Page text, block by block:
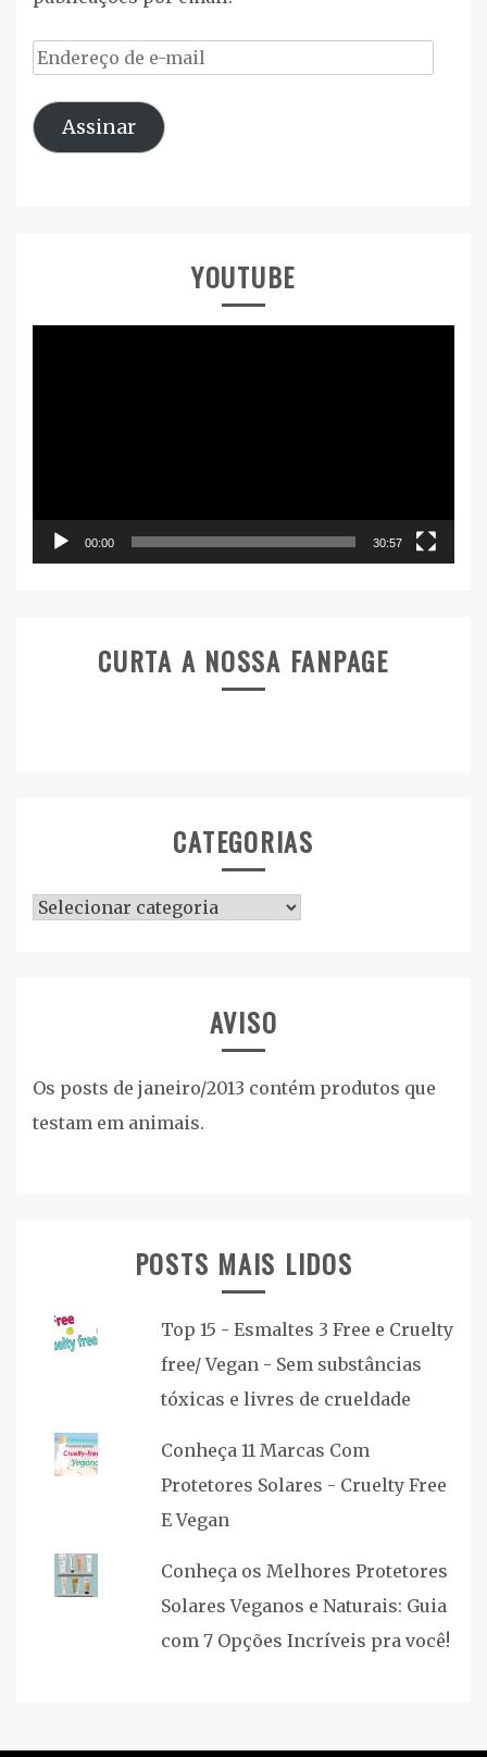
Endereço
e-
Assinar
YOUTUBE
00:00 30:57
CURTA A NOSSA FANPAGE
CATEGORIAS
Categorias
AVISO
Os posts de janeiro/2013 contém produtos que
testam em animais.
POSTS MAIS LIDOS
Top 15 - Esmaltes 3 Free e Cruelty
free/ Vegan - Sem substâncias
tóxicas e livres de crueldade
Conheça 11 Marcas Com
Protetores Solares - Cruelty Free
E Vegan
Conheça os Melhores Protetores
Solares Veganos e Naturais: Guia
com 7 Opções Incríveis pra você!